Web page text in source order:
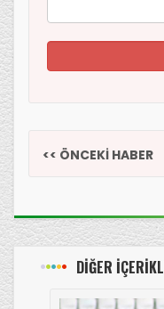
<< ÖNCEKİ HABER
DİĞER